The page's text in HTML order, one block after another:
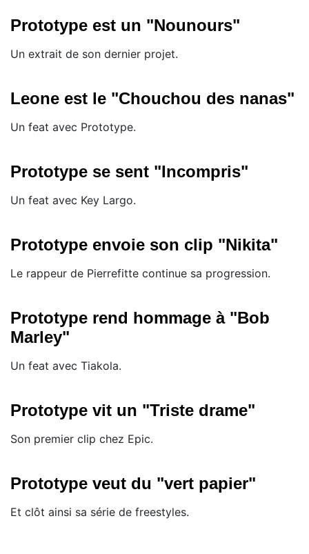
Prototype est un "Nounours"
Un extrait de son dernier projet.
Leone est le "Chouchou des nanas"
Un feat avec Prototype.
Prototype se sent "Incompris"
Un feat avec Key Largo.
Prototype envoie son clip "Nikita"
Le rappeur de Pierrefitte continue sa progression.
Prototype rend hommage à "Bob
Marley"
Un feat avec Tiakola.
Prototype vit un "Triste drame"
Son premier clip chez Epic.
Prototype veut du "vert papier"
Et clôt ainsi sa série de freestyles.